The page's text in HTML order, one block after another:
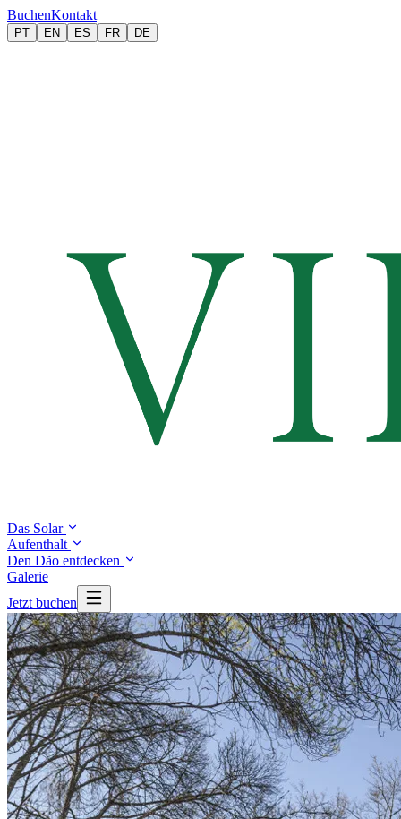
BuchenKontakt|
PT EN ES FR DE
Das Solar
Aufenthalt
Den Dão entdecken
Galerie
Jetzt buchen